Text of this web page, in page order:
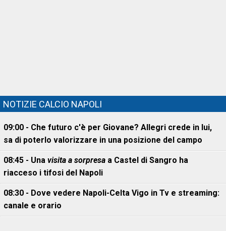
NOTIZIE CALCIO NAPOLI
09:00 - Che futuro c'è per Giovane? Allegri crede in lui,
sa di poterlo valorizzare in una posizione del campo
08:45 - Una visita a sorpresa a Castel di Sangro ha
riacceso i tifosi del Napoli
08:30 - Dove vedere Napoli-Celta Vigo in Tv e streaming:
canale e orario